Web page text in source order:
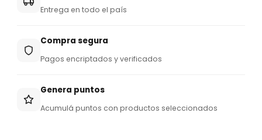
Entrega en todo el país
Compra segura
Pagos encriptados y verificados
Genera puntos
Acumulá puntos con productos seleccionados